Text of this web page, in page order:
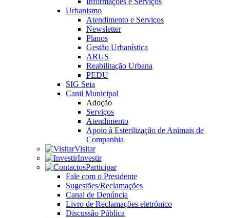
Urbanismo
Atendimento e Serviços
Newsletter
Planos
Gestão Urbanística
ARUS
Reabilitação Urbana
PEDU
SIG Seia
Canil Municipal
Adoção
Serviços
Atendimento
Apoio à Esterilização de Animais de
Companhia
Visitar
Investir
Participar
Fale com o Presidente
Sugestões/Reclamações
Canal de Denúncia
Livro de Reclamações eletrónico
Discussão Pública